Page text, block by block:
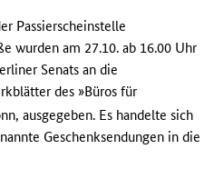
Passierscheinstelle
wurden am 27.10. ab 16.00 Uhr
Senats an die
des »Büros für
ausgegeben. Es handelte sich
Geschenksendungen in die